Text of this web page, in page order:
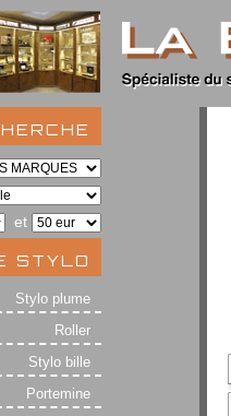
et
stylo
Stylo plume
Roller
Stylo bille
Portemine